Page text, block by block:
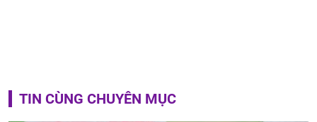
TIN CÙNG CHUYÊN MỤC